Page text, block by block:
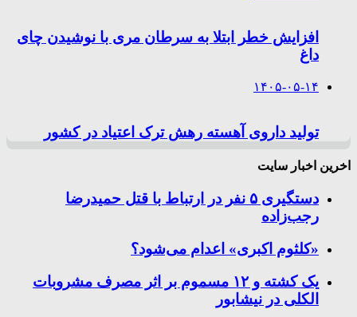
افزایش خطر ابتلا به سرطان مری با نوشیدن چای
داغ
۱۴۰۵-۰۵-۱۴
تولید داروی آهسته رهش ترک اعتیاد در کشور
اخرین اخبار سایت
دستگیری ۵ نفر در ارتباط با قتل حمیدرضا
رجب‌زاده
«کلثوم اکبری» اعدام می‌شود؟
یک کشته و ۱۲ مسموم بر اثر مصرف مشروبات
الکلی در نیشابور